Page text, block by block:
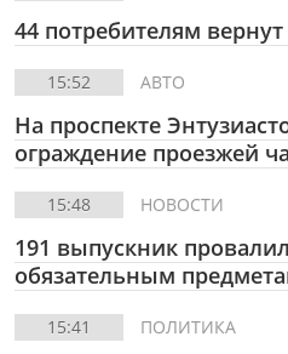
44 потребителям
15:52 АВТО
На проспекте
ограждение проезжей
15:48 НОВОСТИ
191 выпускник
обязательным
15:41 ПОЛИТИКА